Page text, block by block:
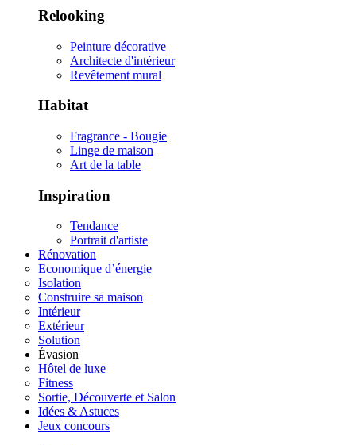
Relooking
Peinture décorative
Architecte d'intérieur
Revêtement mural
Habitat
Fragrance - Bougie
Linge de maison
Art de la table
Inspiration
Tendance
Portrait d'artiste
Rénovation
Economique d’énergie
Isolation
Construire sa maison
Intérieur
Extérieur
Solution
Évasion
Hôtel de luxe
Fitness
Sortie, Découverte et Salon
Idées & Astuces
Jeux concours